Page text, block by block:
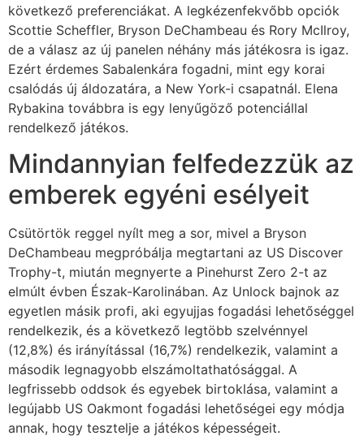
következő preferenciákat. A legkézenfekvőbb opciók
Scottie Scheffler, Bryson DeChambeau és Rory McIlroy,
de a válasz az új panelen néhány más játékosra is igaz.
Ezért érdemes Sabalenkára fogadni, mint egy korai
csalódás új áldozatára, a New York-i csapatnál. Elena
Rybakina továbbra is egy lenyűgöző potenciállal
rendelkező játékos.
Mindannyian felfedezzük az
emberek egyéni esélyeit
Csütörtök reggel nyílt meg a sor, mivel a Bryson
DeChambeau megpróbálja megtartani az US Discover
Trophy-t, miután megnyerte a Pinehurst Zero 2-t az
elmúlt évben Észak-Karolinában. Az Unlock bajnok az
egyetlen másik profi, aki egyujjas fogadási lehetőséggel
rendelkezik, és a következő legtöbb szelvénnyel
(12,8%) és irányítással (16,7%) rendelkezik, valamint a
második legnagyobb elszámoltathatósággal. A
legfrissebb oddsok és egyebek birtoklása, valamint a
legújabb US Oakmont fogadási lehetőségei egy módja
annak, hogy tesztelje a játékos képességeit.